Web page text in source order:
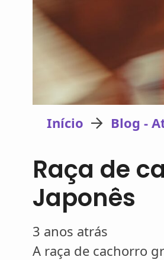
Início Blog -
Raça de
Japonês
3 anos atrás
A raça de cachorro